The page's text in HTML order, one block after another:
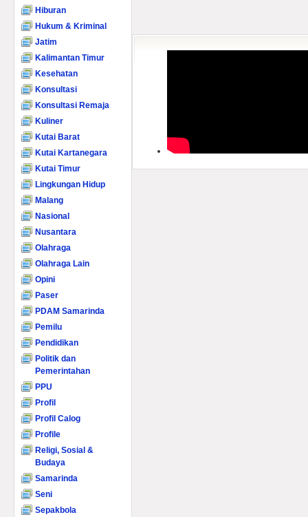
Hiburan
Hukum & Kriminal
Jatim
Kalimantan Timur
Kesehatan
Konsultasi
Konsultasi Remaja
Kuliner
Kutai Barat
Kutai Kartanegara
Kutai Timur
Lingkungan Hidup
Malang
Nasional
Nusantara
Olahraga
Olahraga Lain
Opini
Paser
PDAM Samarinda
Pemilu
Pendidikan
Politik dan
Pemerintahan
PPU
Profil
Profil Calog
Profile
Religi, Sosial &
Budaya
Samarinda
Seni
Sepakbola